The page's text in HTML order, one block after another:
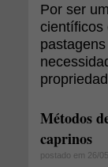
Por ser
científicos
Métodos
caprinos
postado em 26/